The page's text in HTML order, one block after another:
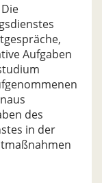
Aufgaben
des
in der